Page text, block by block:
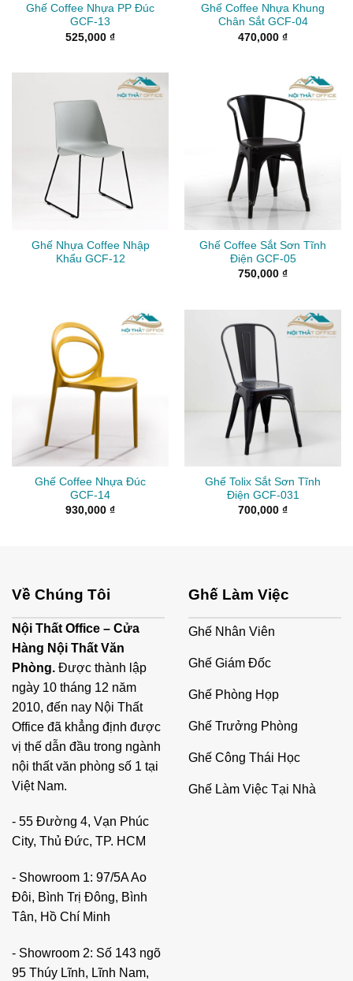
Ghế Coffee Nhựa PP Đúc
GCF-13
525,000 ₫
Ghế Coffee Nhựa Khung
Chân Sắt GCF-04
470,000 ₫
Ghế Nhựa Coffee Nhập
Khẩu GCF-12
Ghế Coffee Sắt Sơn Tĩnh
Điện GCF-05
750,000 ₫
Ghế Coffee Nhựa Đúc
GCF-14
930,000 ₫
Ghế Tolix Sắt Sơn Tĩnh
Điện GCF-031
700,000 ₫
Về Chúng Tôi
Nội Thất Office – Cửa
Hàng Nội Thất Văn
Phòng. Được thành lập
ngày 10 tháng 12 năm
2010, đến nay Nội Thất
Office đã khẳng định được
vị thế dẫn đầu trong ngành
nội thất văn phòng số 1 tại
Việt Nam.
- 55 Đường 4, Vạn Phúc
City, Thủ Đức, TP. HCM
- Showroom 1: 97/5A Ao
Đôi, Bình Trị Đông, Bình
Tân, Hồ Chí Minh
- Showroom 2: Số 143 ngõ
95 Thúy Lĩnh, Lĩnh Nam,
Ghế Làm Việc
Ghế Nhân Viên
Ghế Giám Đốc
Ghế Phòng Họp
Ghế Trưởng Phòng
Ghế Công Thái Học
Ghế Làm Việc Tại Nhà